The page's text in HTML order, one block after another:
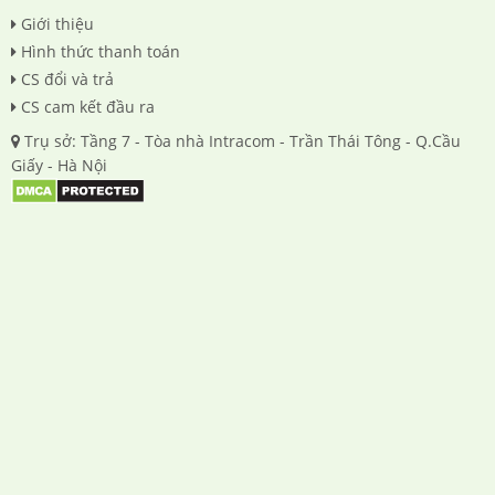
Giới thiệu
Hình thức thanh toán
CS đổi và trả
CS cam kết đầu ra
Trụ sở: Tầng 7 - Tòa nhà Intracom - Trần Thái Tông - Q.Cầu
Giấy - Hà Nội